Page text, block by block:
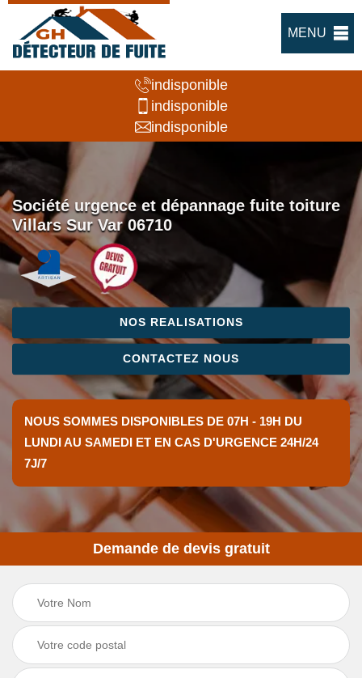
MENU
indisponible
indisponible
indisponible
Société urgence et dépannage fuite toiture
Villars Sur Var 06710
NOS REALISATIONS
CONTACTEZ NOUS
NOUS SOMMES DISPONIBLES DE 07H - 19H DU
LUNDI AU SAMEDI ET EN CAS D'URGENCE 24H/24
7J/7
Demande de devis gratuit